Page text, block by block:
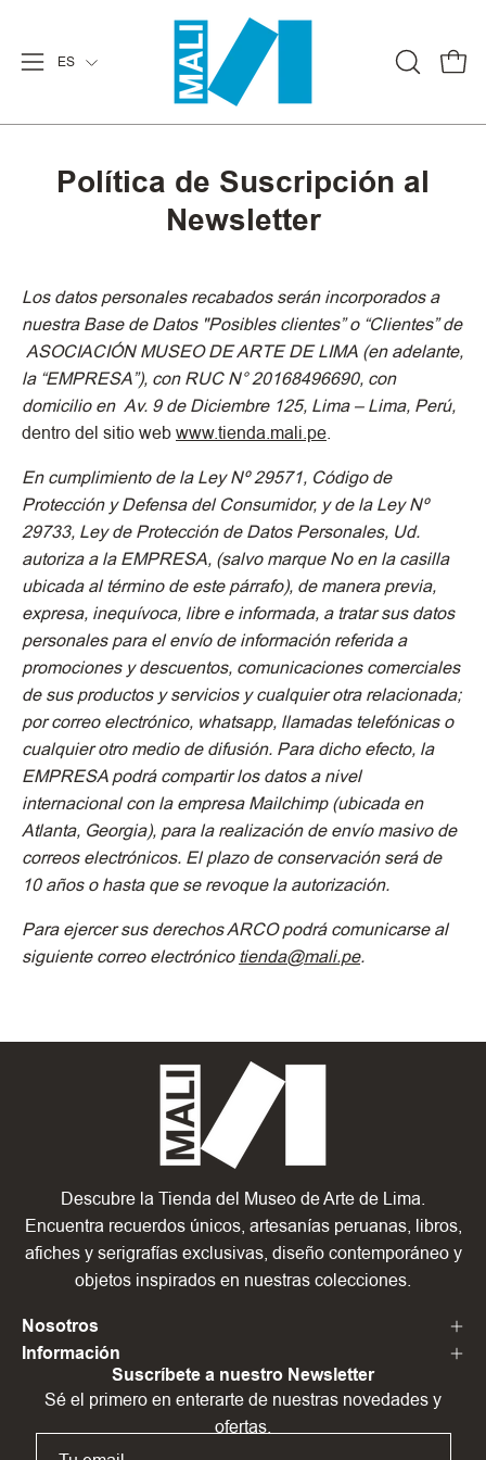
contenido
Abrir
de
Idioma
ES
ABRIR
DE
Política de Suscripción al
Newsletter
Los datos personales recabados serán incorporados a
nuestra Base de Datos "Posibles clientes” o “Clientes” de
ASOCIACIÓN MUSEO DE ARTE DE LIMA (en adelante,
la “EMPRESA”), con RUC N°20168496690, con
domicilio en Av. 9 de Diciembre 125, Lima – Lima, Perú,
dentro del sitio webwww.tienda.mali.pe.
En cumplimiento de la Ley Nº 29571, Código de
Protección y Defensa del Consumidor, y de la Ley Nº
29733, Ley de Protección de Datos Personales, Ud.
autoriza a laEMPRESA, (salvo marque No en la casilla
ubicada al término de este párrafo), de manera previa,
expresa, inequívoca, libre e informada, a tratar sus datos
personales para el envío de información referida a
promociones y descuentos, comunicaciones comerciales
de sus productos y servicios y cualquier otra relacionada;
por correo electrónico, whatsapp, llamadas telefónicas o
cualquier otro medio de difusión. Para dicho efecto, la
EMPRESA podrá compartir los datos a nivel
internacional con la empresa Mailchimp (ubicada en
Atlanta, Georgia), para la realización de envío masivo de
correos electrónicos. El plazo de conservación será de
10 años o hasta que se revoque la autorización.
Para ejercer sus derechos ARCO podrá comunicarse al
siguiente correo electrónicotienda@mali.pe.
Descubre la Tienda del Museo de Arte de Lima.
Encuentra recuerdos únicos, artesanías peruanas, libros,
afiches y serigrafías exclusivas, diseño contemporáneo y
objetos inspirados en nuestras colecciones.
Nosotros
Información
Suscríbete a nuestro Newsletter
Sé el primero en enterarte de nuestras novedades y
ofertas.